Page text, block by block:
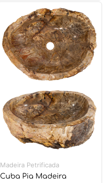
Madeira Petrificada
Cuba Pia Madeira
O
preço
original
era:
R$ 4.972,00.
preço
atual
é:
R$ 4.143,00.